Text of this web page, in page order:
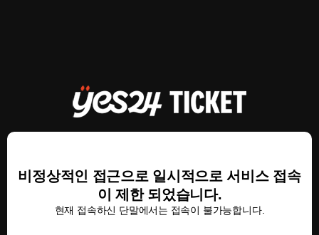
비정상적인 접근으로 일시적으로 서비스 접속
이 제한 되었습니다.
현재 접속하신 단말에서는 접속이 불가능합니다.